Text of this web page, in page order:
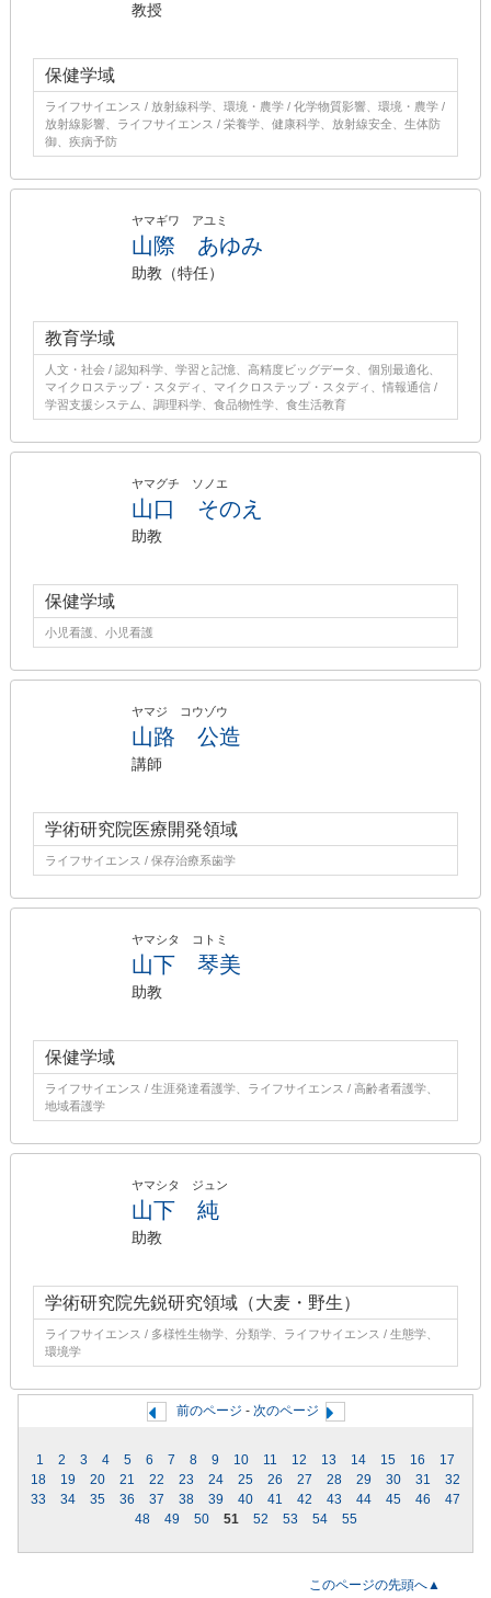
教授
保健学域
ライフサイエンス / 放射線科学、環境・農学 / 化学物質影響、環境・農学 /
放射線影響、ライフサイエンス / 栄養学、健康科学、放射線安全、生体防
御、疾病予防
ヤマギワ アユミ
山際 あゆみ
助教（特任）
教育学域
人文・社会 / 認知科学、学習と記憶、高精度ビッグデータ、個別最適化、
マイクロステップ・スタディ、マイクロステップ・スタディ、情報通信 /
学習支援システム、調理科学、食品物性学、食生活教育
ヤマグチ ソノエ
山口 そのえ
助教
保健学域
小児看護、小児看護
ヤマジ コウゾウ
山路 公造
講師
学術研究院医療開発領域
ライフサイエンス / 保存治療系歯学
ヤマシタ コトミ
山下 琴美
助教
保健学域
ライフサイエンス / 生涯発達看護学、ライフサイエンス / 高齢者看護学、
地域看護学
ヤマシタ ジュン
山下 純
助教
学術研究院先鋭研究領域（大麦・野生）
ライフサイエンス / 多様性生物学、分類学、ライフサイエンス / 生態学、
環境学
前のページ - 次のページ
1 2 3 4 5 6 7 8 9 10 11 12 13 14 15 16
17
18
19 20 21 22 23 24 25 26 27 28 29 30 31
32
33
34 35 36 37 38 39 40 41 42 43 44 45 46
47
48
49 50 51 52 53 54 55
このページの先頭へ▲